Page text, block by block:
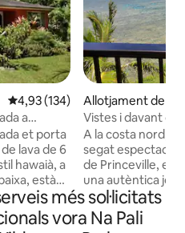
4,93 de puntuació mitjana d'un
4,93 (134)
a
lava de 6
està
de
a les
Allotjament de
rinceville
Vistes i davant
Sealodge D9
A la costa nord, i
segat
de Princeville, es
una autèntica
Una planta
primera línia de
la cantonada. Gaudeix de les vistes
més sol·licitats
vora Na Pali